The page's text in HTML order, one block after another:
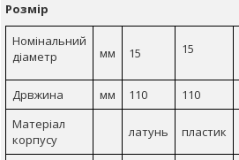
Розмір
Номінальний
діаметр
мм 15 15
Дрвжина мм 110 110
Матеріал
корпусу
латунь пластик